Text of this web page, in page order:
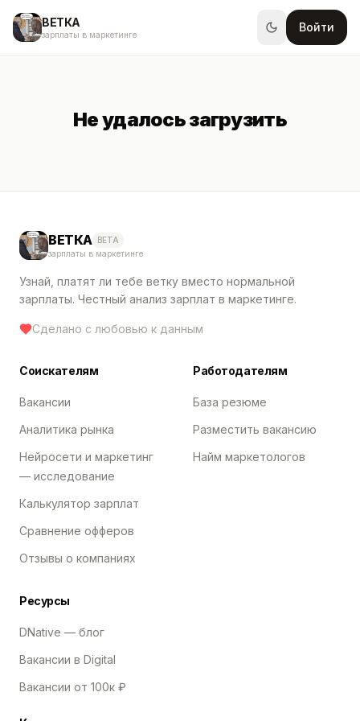
ВЕТКА
зарплаты в маркетинге
Войти
Не удалось загрузить
ВЕТКА BETA
зарплаты в маркетинге
Узнай, платят ли тебе ветку вместо нормальной
зарплаты. Честный анализ зарплат в маркетинге.
Сделано с любовью к данным
Соискателям
Вакансии
Аналитика рынка
Нейросети и маркетинг
— исследование
Калькулятор зарплат
Сравнение офферов
Отзывы о компаниях
Работодателям
База резюме
Разместить вакансию
Найм маркетологов
Ресурсы
DNative — блог
Вакансии в Digital
Вакансии от 100к ₽